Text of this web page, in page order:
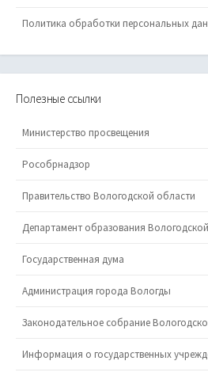
Политика обработки персональных
Полезные ссылки
Министерство просвещения
Рособрнадзор
Правительство Вологодской области
Департамент образования
Государственная дума
Администрация города Вологды
Законодательное собрание
Информация о государственных